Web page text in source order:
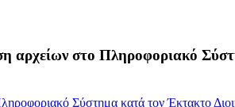
αρχείων στο Πληροφοριακό